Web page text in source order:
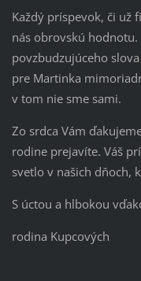
Každý príspevok, či už
nás obrovskú
povzbudzujúceho
pre Martinka
v tom nie sme sami.
Zo srdca Vám
rodine prejavíte. Váš
svetlo v našich dňoch,
S úctou a hlbokou
rodina Kupcových